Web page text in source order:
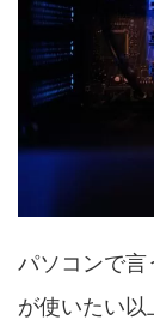
パソコンで言
が使いたい